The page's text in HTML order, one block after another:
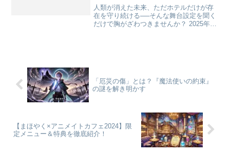
人類が消えた未来、ただホテルだけが存
在を守り続ける──そんな舞台設定を聞く
だけで胸がざわつきませんか？ 2025年
「厄災の傷」とは？『魔法使いの約束』
の謎を解き明かす
【まほやく×アニメイトカフェ2024】限
定メニュー＆特典を徹底紹介！